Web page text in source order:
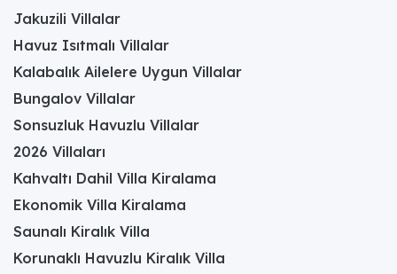
Jakuzili Villalar
Havuz Isıtmalı Villalar
Kalabalık Ailelere Uygun Villalar
Bungalov Villalar
Sonsuzluk Havuzlu Villalar
2026 Villaları
Kahvaltı Dahil Villa Kiralama
Ekonomik Villa Kiralama
Saunalı Kiralık Villa
Korunaklı Havuzlu Kiralık Villa